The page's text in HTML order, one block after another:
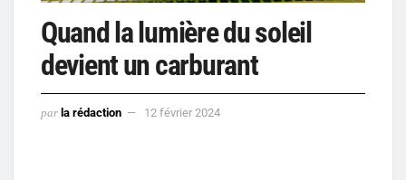
Quand la lumière du soleil
devient un carburant
par la rédaction 12 février 2024